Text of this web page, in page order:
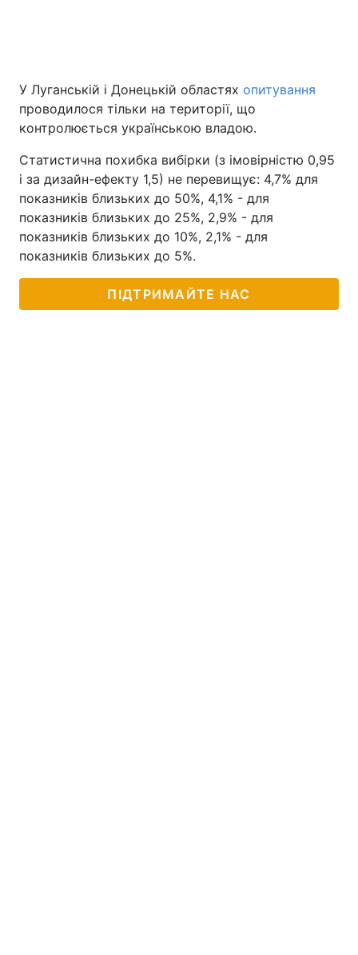
У Луганській і Донецькій областях опитування
проводилося тільки на території, що
контролюється українською владою.
Статистична похибка вибірки (з імовірністю 0,95
і за дизайн-ефекту 1,5) не перевищує: 4,7% для
показників близьких до 50%, 4,1% - для
показників близьких до 25%, 2,9% - для
показників близьких до 10%, 2,1% - для
показників близьких до 5%.
ПІДТРИМАЙТЕ НАС